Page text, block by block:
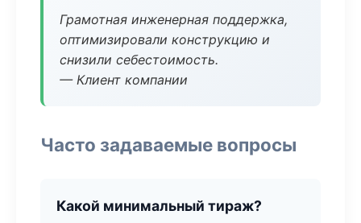
Грамотная инженерная поддержка,
оптимизировали конструкцию и
снизили себестоимость.
— Клиент компании
Часто задаваемые вопросы
Какой минимальный тираж?